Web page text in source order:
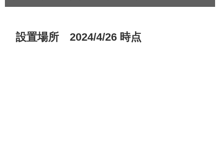
設置場所 2024/4/26 時点